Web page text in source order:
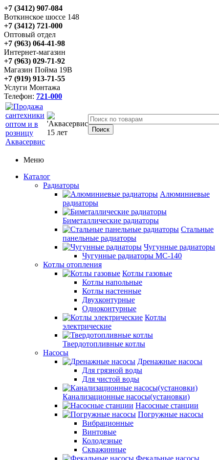
+7 (3412) 907-084
Воткинское шоссе 148
+7 (3412) 721-000
Оптовый отдел
+7 (963) 064-41-98
Интернет-магазин
+7 (963) 029-71-92
Магазин Пойма 19В
+7 (919) 913-71-55
Услуги Монтажа
Телефон: 721-000
Меню
Каталог
Радиаторы
Алюминиевые
радиаторы
Биметаллические радиаторы
Стальные
панельные радиаторы
Чугунные радиаторы
Чугунные радиаторы МС-140
Котлы отопления
Котлы газовые
Котлы напольные
Котлы настенные
Двухконтурные
Одноконтурные
Котлы
электрические
Твердотопливные котлы
Насосы
Дренажные насосы
Для грязной воды
Для чистой воды
Канализационные насосы(установки)
Насосные станции
Погружные насосы
Вибрационные
Винтовые
Колодезные
Скважинные
Фекальные насосы